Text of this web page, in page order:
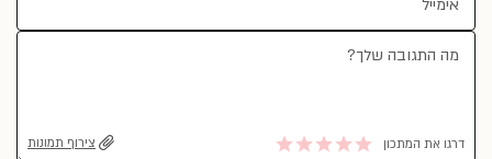
דרגו את המתכון צירוף תמונות